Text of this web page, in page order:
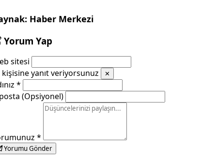
Haber Merkezi
Yorum Yap
sitesi
kişisine yanıt veriyorsunuz
✕
*
(Opsiyonel)
*
Yorumu Gönder